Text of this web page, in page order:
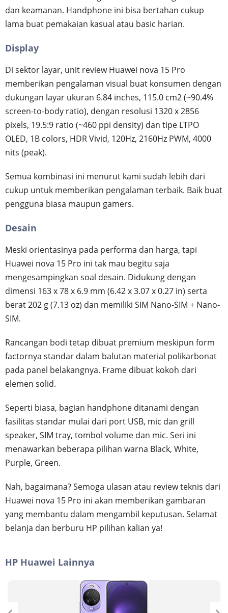
dan keamanan. Handphone ini bisa bertahan cukup
lama buat pemakaian kasual atau basic harian.
Display
Di sektor layar, unit review Huawei nova 15 Pro
memberikan pengalaman visual buat konsumen dengan
dukungan layar ukuran 6.84 inches, 115.0 cm2 (~90.4%
screen-to-body ratio), dengan resolusi 1320 x 2856
pixels, 19.5:9 ratio (~460 ppi density) dan tipe LTPO
OLED, 1B colors, HDR Vivid, 120Hz, 2160Hz PWM, 4000
nits (peak).
Semua kombinasi ini menurut kami sudah lebih dari
cukup untuk memberikan pengalaman terbaik. Baik buat
pengguna biasa maupun gamers.
Desain
Meski orientasinya pada performa dan harga, tapi
Huawei nova 15 Pro ini tak mau begitu saja
mengesampingkan soal desain. Didukung dengan
dimensi 163 x 78 x 6.9 mm (6.42 x 3.07 x 0.27 in) serta
berat 202 g (7.13 oz) dan memiliki SIM Nano-SIM + Nano-
SIM.
Rancangan bodi tetap dibuat premium meskipun form
factornya standar dalam balutan material polikarbonat
pada panel belakangnya. Frame dibuat kokoh dari
elemen solid.
Seperti biasa, bagian handphone ditanami dengan
fasilitas standar mulai dari port USB, mic dan grill
speaker, SIM tray, tombol volume dan mic. Seri ini
menawarkan beberapa pilihan warna Black, White,
Purple, Green.
Nah, bagaimana? Semoga ulasan atau review teknis dari
Huawei nova 15 Pro ini akan memberikan gambaran
yang membantu dalam mengambil keputusan. Selamat
belanja dan berburu HP pilihan kalian ya!
HP Huawei Lainnya